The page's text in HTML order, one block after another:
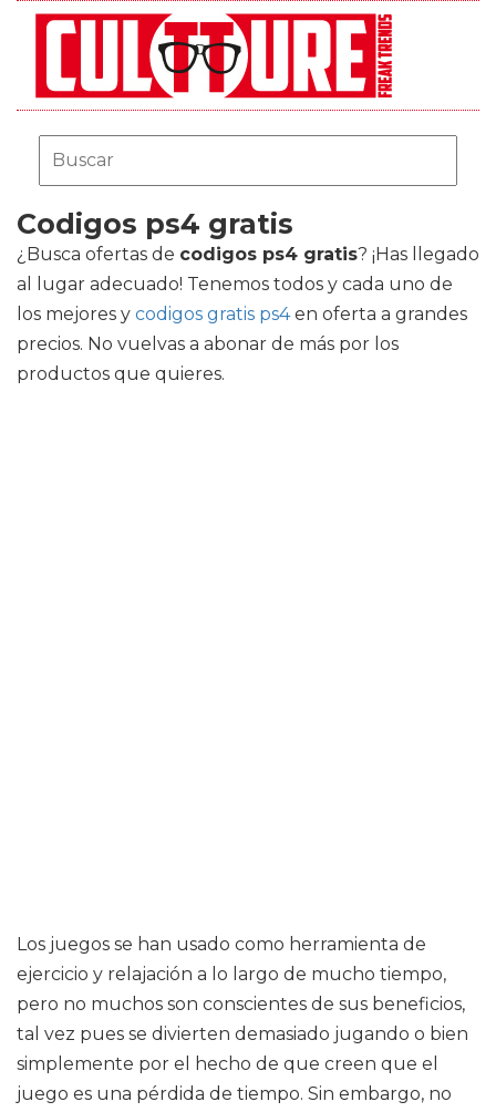
Codigos ps4 gratis
¿Busca ofertas de codigos ps4 gratis? ¡Has llegado
al lugar adecuado! Tenemos todos y cada uno de
los mejores y codigos gratis ps4en oferta a grandes
precios. No vuelvas a abonar de más por los
productos que quieres.
Los juegos se han usado como herramienta de
ejercicio y relajación a lo largo de mucho tiempo,
pero no muchos son conscientes de sus beneficios,
tal vez pues se divierten demasiado jugando o bien
simplemente por el hecho de que creen que el
juego es una pérdida de tiempo. Sin embargo, no